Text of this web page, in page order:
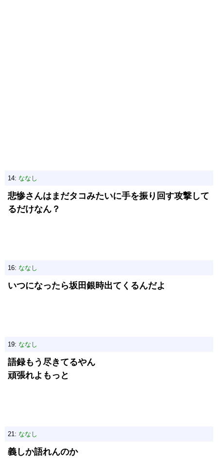
14: ななし
悲惨さんはまだタコみたいに手を振り回す攻撃して
るだけなん？
16: ななし
いつになったら坂田銀時出てくるんだよ
19: ななし
語録もう尽きてるやん
頑張れよもっと
21: ななし
義しか語れんのか